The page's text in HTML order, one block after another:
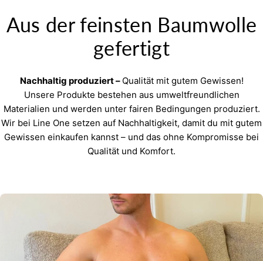
Aus der feinsten Baumwolle
gefertigt
Nachhaltig produziert – Qualität mit gutem Gewissen!
Unsere Produkte bestehen aus umweltfreundlichen
Materialien und werden unter fairen Bedingungen produziert.
Wir bei Line One setzen auf Nachhaltigkeit, damit du mit gutem
Gewissen einkaufen kannst – und das ohne Kompromisse bei
Qualität und Komfort.